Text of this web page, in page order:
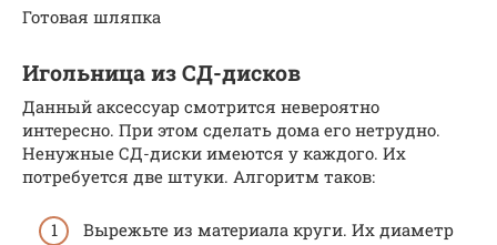
Готовая шляпка
Игольница из СД-дисков
Данный аксессуар смотрится невероятно
интересно. При этом сделать дома его нетрудно.
Ненужные СД-диски имеются у каждого. Их
потребуется две штуки. Алгоритм таков:
Вырежьте из материала круги. Их диаметр